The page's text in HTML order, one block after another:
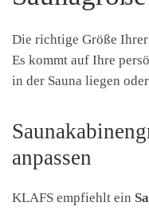
Die richtige Größe
Es kommt auf Ihre
in der Sauna liegen
anpassen
KLAFS empfiehlt ein